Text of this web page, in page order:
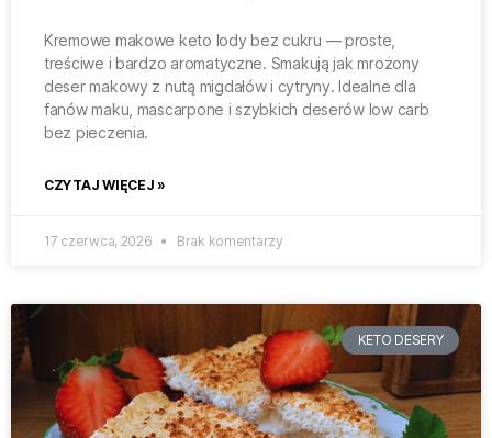
Kremowe makowe keto lody bez cukru — proste,
treściwe i bardzo aromatyczne. Smakują jak mrożony
deser makowy z nutą migdałów i cytryny. Idealne dla
fanów maku, mascarpone i szybkich deserów low carb
bez pieczenia.
CZYTAJ WIĘCEJ »
17 czerwca, 2026 Brak komentarzy
KETO DESERY